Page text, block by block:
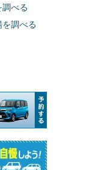
調べる
調べる